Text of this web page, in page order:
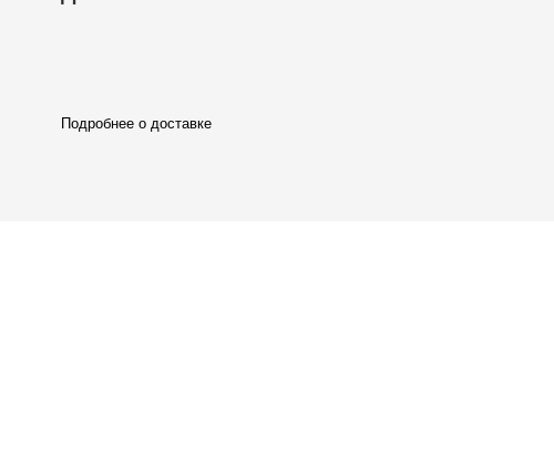
Подробнее о доставке